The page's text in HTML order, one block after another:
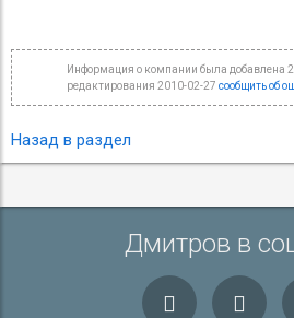
Информация о компании была добавлена
редактирования 2010-02-27 сообщить об
Назад в раздел
Дмитров в